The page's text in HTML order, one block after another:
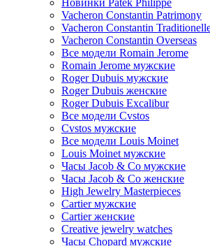
Новинки Patek Philippe
Vacheron Constantin Patrimony
Vacheron Constantin
Vacheron Constantin Overseas
Все модели Romain Jerome
Romain Jerome мужские
Roger Dubuis мужские
Roger Dubuis женские
Roger Dubuis Excalibur
Все модели Cvstos
Cvstos мужские
Все модели Louis Moinet
Louis Moinet мужские
Часы Jacob & Co мужские
Часы Jacob & Co женские
High Jewelry Masterpieces
Cartier мужские
Cartier женские
Creative jewelry watches
Часы Chopard мужские